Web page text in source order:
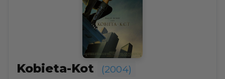
Kobieta-Kot (2004)